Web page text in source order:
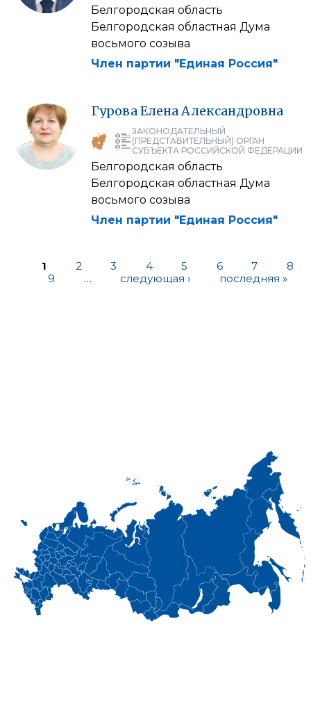
Белгородская область
Белгородская областная Дума
восьмого созыва
Член партии "Единая Россия"
Гурова Елена Александровна
ЗАКОНОДАТЕЛЬНЫЙ
(ПРЕДСТАВИТЕЛЬНЫЙ) ОРГАН
СУБЪЕКТА РОССИЙСКОЙ ФЕДЕРАЦИИ
Белгородская область
Белгородская областная Дума
восьмого созыва
Член партии "Единая Россия"
1 2 3 4 5 6 7
8
9
… следующая › последняя »